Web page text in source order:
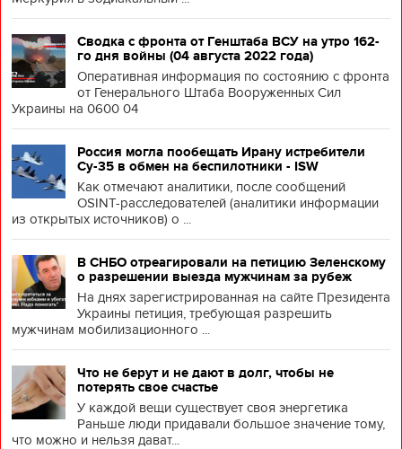
Сводка с фронта от Генштаба ВСУ на утро 162-
го дня войны (04 августа 2022 года)
Оперативная информация по состоянию с фронта
от Генерального Штаба Вооруженных Сил
Украины на 0600 04
Россия могла пообещать Ирану истребители
Су-35 в обмен на беспилотники - ISW
Как отмечают аналитики, после сообщений
OSINT-расследователей (аналитики информации
из открытых источников) о ...
В СНБО отреагировали на петицию Зеленскому
о разрешении выезда мужчинам за рубеж
На днях зарегистрированная на сайте Президента
Украины петиция, требующая разрешить
мужчинам мобилизационного ...
Что не берут и не дают в долг, чтобы не
потерять свое счастье
У каждой вещи существует своя энергетика
Раньше люди придавали большое значение тому,
что можно и нельзя дават...